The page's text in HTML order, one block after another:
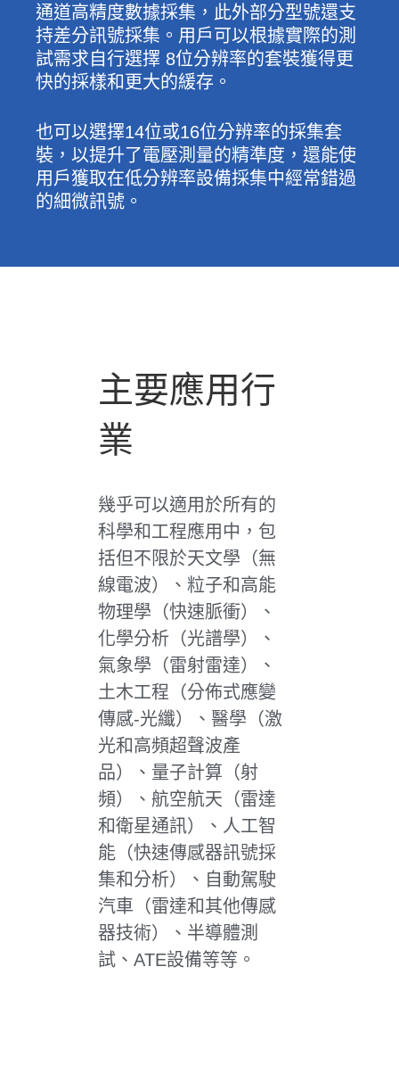
通道高精度數據採集，此外部分型號還支
持差分訊號採集。用戶可以根據實際的測
試需求自行選擇 8位分辨率的套裝獲得更
快的採樣和更大的緩存。
也可以選擇14位或16位分辨率的採集套
裝，以提升了電壓測量的精準度，還能使
用戶獲取在低分辨率設備採集中經常錯過
的細微訊號。
主要應用行
業
幾乎可以適用於所有的
科學和工程應用中，包
括但不限於天文學（無
線電波）、粒子和高能
物理學（快速脈衝）、
化學分析（光譜學）、
氣象學（雷射雷達）、
土木工程（分佈式應變
傳感-光纖）、醫學（激
光和高頻超聲波產
品）、量子計算（射
頻）、航空航天（雷達
和衛星通訊）、人工智
能（快速傳感器訊號採
集和分析）、自動駕駛
汽車（雷達和其他傳感
器技術）、半導體測
試、ATE設備等等。